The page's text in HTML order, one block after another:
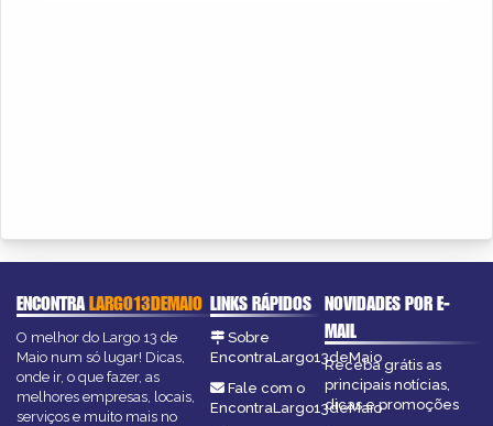
ENCONTRALARGO13DEMAIO
O melhor do Largo 13 de
Maio num só lugar! Dicas,
onde ir, o que fazer, as
melhores empresas, locais,
serviços e muito mais no
LINKS RÁPIDOS
Sobre
EncontraLargo13deMaio
Fale com o
EncontraLargo13deMaio
NOVIDADES POR E-
MAIL
Receba grátis as
principais notícias,
dicas e promoções